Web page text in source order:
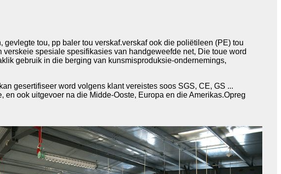
tou, pp baler tou verskaf.verskaf ook die poliëtileen (PE) tou
spesiale spesifikasies van handgeweefde net, Die toue word
gebruik in die berging van kunsmisproduksie-ondernemings,
gesertifiseer word volgens klant vereistes soos SGS, CE, GS ...
ook uitgevoer na die Midde-Ooste, Europa en die Amerikas.Opreg